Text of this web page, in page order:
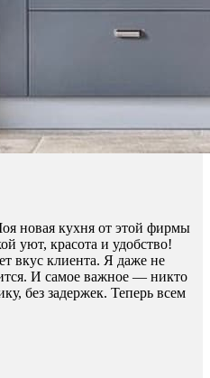
новая кухня от этой фирмы
уют, красота и удобство!
вкус клиента. Я даже не
И самое важное — никто
без задержек. Теперь всем